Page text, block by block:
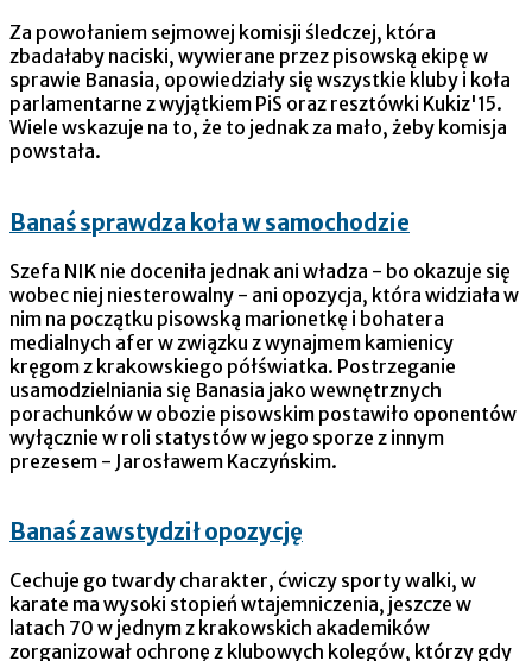
Za powołaniem sejmowej komisji śledczej, która
zbadałaby naciski, wywierane przez pisowską ekipę w
sprawie Banasia, opowiedziały się wszystkie kluby i koła
parlamentarne z wyjątkiem PiS oraz resztówki Kukiz'15.
Wiele wskazuje na to, że to jednak za mało, żeby komisja
powstała.
Banaś sprawdza koła w samochodzie
Szefa NIK nie doceniła jednak ani władza - bo okazuje się
wobec niej niesterowalny - ani opozycja, która widziała w
nim na początku pisowską marionetkę i bohatera
medialnych afer w związku z wynajmem kamienicy
kręgom z krakowskiego półświatka. Postrzeganie
usamodzielniania się Banasia jako wewnętrznych
porachunków w obozie pisowskim postawiło oponentów
wyłącznie w roli statystów w jego sporze z innym
prezesem - Jarosławem Kaczyńskim.
Banaś zawstydził opozycję
Cechuje go twardy charakter, ćwiczy sporty walki, w
karate ma wysoki stopień wtajemniczenia, jeszcze w
latach 70 w jednym z krakowskich akademików
zorganizował ochronę z klubowych kolegów, którzy gdy